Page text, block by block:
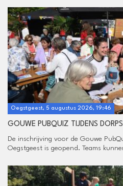
Oegstgeest, 5 augustus 2026, 19:46
GOUWE PUBQUIZ TIJDENS
De inschrijving voor de Gouwe
Oegstgeest is geopend. Teams